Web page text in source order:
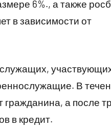
6%., а также
в зависимости от
В
гражданина, а после
в кредит.